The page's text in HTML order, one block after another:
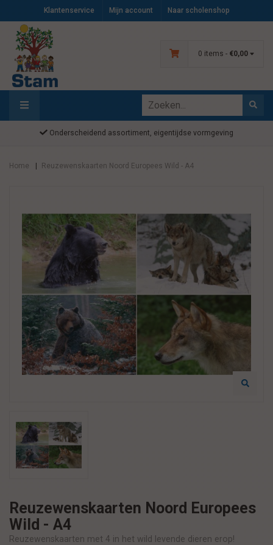
Klantenservice Mijn account Naar scholenshop
0 items - €0,00
Onderscheidend assortiment, eigentijdse vormgeving
Home Reuzewenskaarten Noord Europees Wild - A4
Reuzewenskaarten Noord Europees
Wild - A4
Reuzewenskaarten met 4 in het wild levende dieren erop!